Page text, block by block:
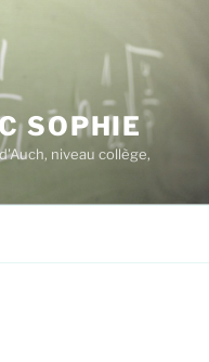
SOPHIE
niveau collège,